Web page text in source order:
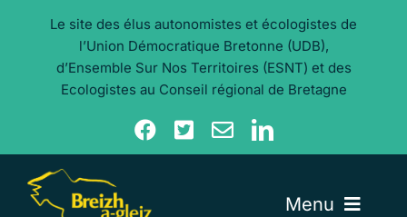
Le site des élus autonomistes et écologistes de
l’Union Démocratique Bretonne (UDB),
d’Ensemble Sur Nos Territoires (ESNT) et des
Ecologistes au Conseil régional de Bretagne
Menu